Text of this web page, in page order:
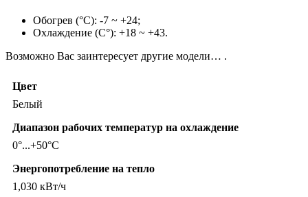
Обогрев (°С): -7 ~ +24;
Охлаждение (С°): +18 ~ +43.
Возможно Вас заинтересует другие модели… .
Цвет
Белый
Диапазон рабочих температур на охлаждение
0°...+50°С
Энергопотребление на тепло
1,030 кВт/ч